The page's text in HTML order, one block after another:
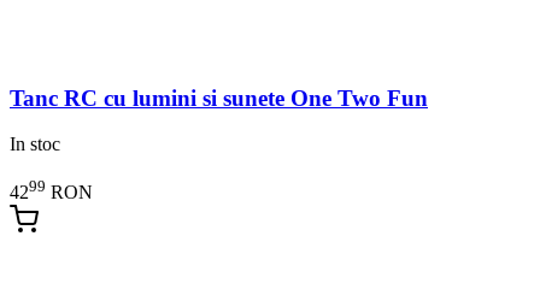
Tanc RC cu lumini si sunete One Two Fun
In stoc
4299 RON